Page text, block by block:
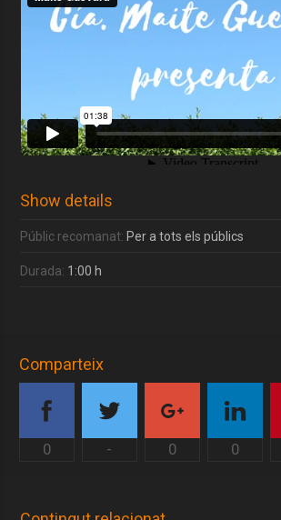
Show details
Públic recomanat: Per a tots els públics
Durada: 1:00 h
Comparteix
0 - 0 0